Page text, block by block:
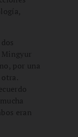
por una
eran